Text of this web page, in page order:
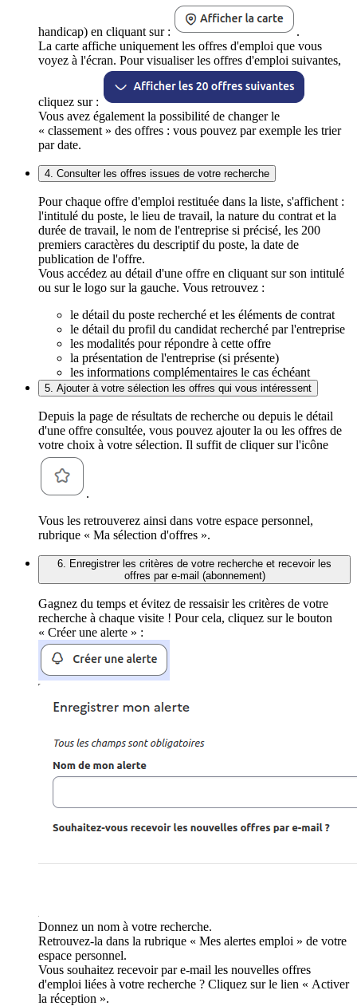
handicap) en cliquant sur :
.
La carte affiche uniquement les offres d'emploi que vous
voyez à l'écran. Pour visualiser les offres d'emploi suivantes,
cliquez sur :
Vous avez également la possibilité de changer le
« classement » des offres : vous pouvez par exemple les trier
par date.
4. Consulter les offres issues de votre recherche
Pour chaque offre d'emploi restituée dans la liste, s'affichent :
l'intitulé du poste, le lieu de travail, la nature du contrat et la
durée de travail, le nom de l'entreprise si précisé, les 200
premiers caractères du descriptif du poste, la date de
publication de l'offre.
Vous accédez au détail d'une offre en cliquant sur son intitulé
ou sur le logo sur la gauche. Vous retrouvez :
le détail du poste recherché et les éléments de contrat
le détail du profil du candidat recherché par l'entreprise
les modalités pour répondre à cette offre
la présentation de l'entreprise (si présente)
les informations complémentaires le cas échéant
5. Ajouter à votre sélection les offres qui vous intéressent
Depuis la page de résultats de recherche ou depuis le détail
d'une offre consultée, vous pouvez ajouter la ou les offres de
votre choix à votre sélection. Il suffit de cliquer sur l'icône
.
Vous les retrouverez ainsi dans votre espace personnel,
rubrique « Ma sélection d'offres ».
6. Enregistrer les critères de votre recherche et recevoir les
offres par e-mail (abonnement)
Gagnez du temps et évitez de ressaisir les critères de votre
recherche à chaque visite ! Pour cela, cliquez sur le bouton
« Créer une alerte » :
Donnez un nom à votre recherche.
Retrouvez-la dans la rubrique « Mes alertes emploi » de votre
espace personnel.
Vous souhaitez recevoir par e-mail les nouvelles offres
d'emploi liées à votre recherche ? Cliquez sur le lien « Activer
la réception ».